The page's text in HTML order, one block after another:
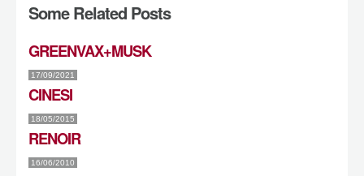
Some Related Posts
GREENVAX+MUSK
17/09/2021
CINESI
18/05/2015
RENOIR
16/06/2010